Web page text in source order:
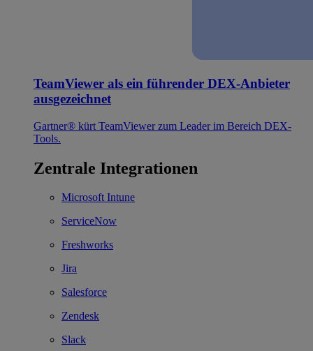
TeamViewer als ein führender DEX-Anbieter
ausgezeichnet
Gartner® kürt TeamViewer zum Leader im Bereich DEX-
Tools.
Zentrale Integrationen
Microsoft Intune
ServiceNow
Freshworks
Jira
Salesforce
Zendesk
Slack